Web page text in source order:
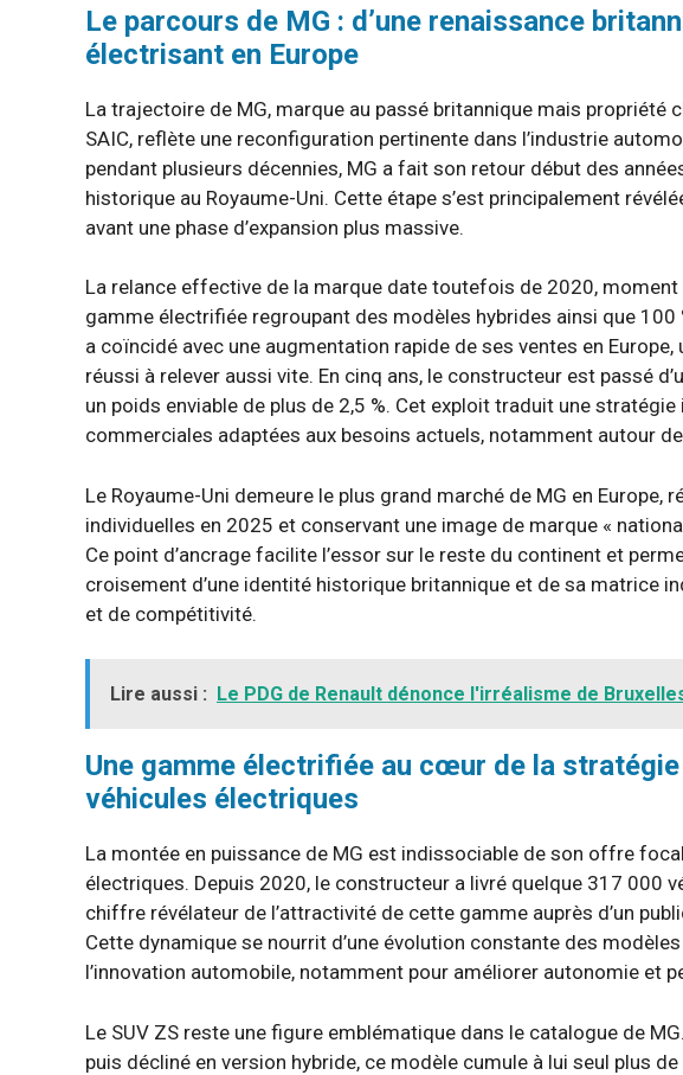
Le parcours de MG : d’une renaissance
électrisant en Europe
La trajectoire de MG, marque au passé britannique mais propriété
SAIC, reflète une reconfiguration pertinente dans l’industrie
pendant plusieurs décennies, MG a fait son retour début des
historique au Royaume-Uni. Cette étape s’est principalement
avant une phase d’expansion plus massive.
La relance effective de la marque date toutefois de 2020,
gamme électrifiée regroupant des modèles hybrides ainsi que
a coïncidé avec une augmentation rapide de ses ventes en
réussi à relever aussi vite. En cinq ans, le constructeur est passé
un poids enviable de plus de 2,5 %. Cet exploit traduit une
commerciales adaptées aux besoins actuels, notamment autour
Le Royaume-Uni demeure le plus grand marché de MG en Europe,
individuelles en 2025 et conservant une image de marque «
Ce point d’ancrage facilite l’essor sur le reste du continent et
croisement d’une identité historique britannique et de sa matrice
et de compétitivité.
Lire aussi : Le PDG de Renault dénonce l'irréalisme de
Une gamme électrifiée au cœur de la
véhicules électriques
La montée en puissance de MG est indissociable de son offre
électriques. Depuis 2020, le constructeur a livré quelque 317 000
chiffre révélateur de l’attractivité de cette gamme auprès d’un
Cette dynamique se nourrit d’une évolution constante des
l’innovation automobile, notamment pour améliorer autonomie et
Le SUV ZS reste une figure emblématique dans le catalogue de
puis décliné en version hybride, ce modèle cumule à lui seul plus